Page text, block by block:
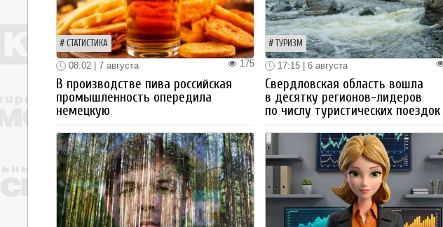
СТАТИСТИКА
175
08:02 | 7 августа
В производстве пива российская
промышленность опередила
немецкую
ТУРИЗМ
17:15 | 6 августа
Свердловская область вошла
в десятку регионов-лидеров
по числу туристических поездок